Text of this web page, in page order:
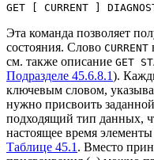
GET [ CURRENT ]
Эта команда позволяет
состояния. Слово CURRENT
см. также описание GET
Подразделе 45.6.8.1).
ключевым словом,
нужно присвоить заданной
подходящий тип данных,
настоящее время
Таблице 45.1 . Вместо